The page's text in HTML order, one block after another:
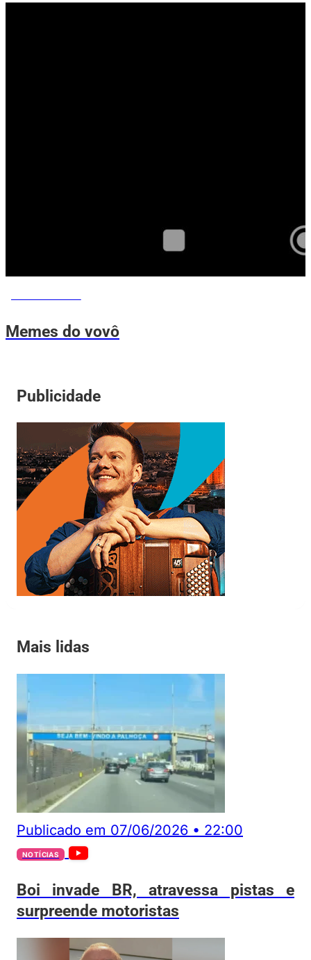
Memes do vovô
Publicidade
Mais lidas
Publicado em 07/06/2026 • 22:00
NOTÍCIAS
Boi invade BR, atravessa pistas e
surpreende motoristas